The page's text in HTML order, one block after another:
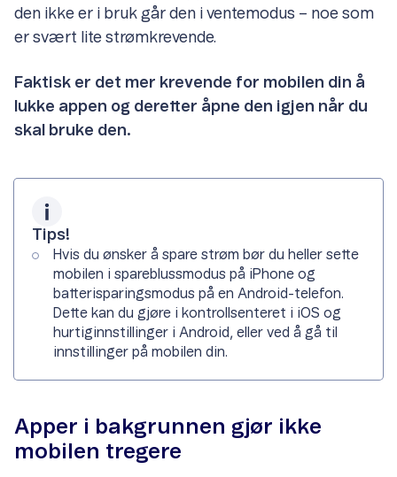
den ikke er i bruk går den i ventemodus – noe som
er svært lite strømkrevende.
Faktisk er det mer krevende for mobilen din å
lukke appen og deretter åpne den igjen når du
skal bruke den.
Tips!
Hvis du ønsker å spare strøm bør du heller sette
mobilen i spareblussmodus på iPhone og
batterisparingsmodus på en Android-telefon.
Dette kan du gjøre i kontrollsenteret i iOS og
hurtiginnstillinger i Android, eller ved å gå til
innstillinger på mobilen din.
Apper i bakgrunnen gjør ikke
mobilen tregere